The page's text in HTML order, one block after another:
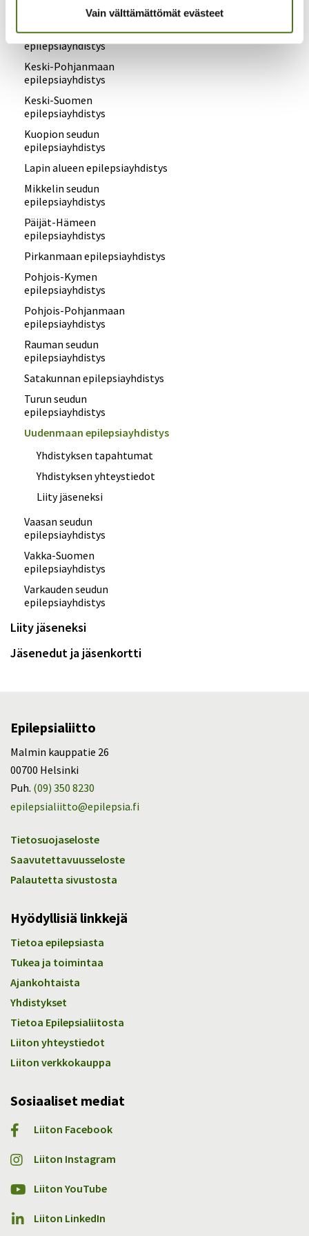
Vain välttämättömät evästeet
epilepsiayhdistys
Kanta-Hämeen
epilepsiayhdistys
Keski-Pohjanmaan
epilepsiayhdistys
Keski-Suomen
epilepsiayhdistys
Kuopion seudun
epilepsiayhdistys
Lapin alueen epilepsiayhdistys
Mikkelin seudun
epilepsiayhdistys
Päijät-Hämeen
epilepsiayhdistys
Pirkanmaan epilepsiayhdistys
Pohjois-Kymen
epilepsiayhdistys
Pohjois-Pohjanmaan
epilepsiayhdistys
Rauman seudun
epilepsiayhdistys
Satakunnan epilepsiayhdistys
Turun seudun
epilepsiayhdistys
Uudenmaan epilepsiayhdistys
Yhdistyksen tapahtumat
Yhdistyksen yhteystiedot
Liity jäseneksi
Vaasan seudun
epilepsiayhdistys
Vakka-Suomen
epilepsiayhdistys
Varkauden seudun
epilepsiayhdistys
Liity jäseneksi
Jäsenedut ja jäsenkortti
Epilepsialiitto
Malmin kauppatie 26
00700 Helsinki
Puh. (09) 350 8230
epilepsialiitto@epilepsia.fi
Tietosuojaseloste
Saavutettavuusseloste
Palautetta sivustosta
Hyödyllisiä linkkejä
Tietoa epilepsiasta
Tukea ja toimintaa
Ajankohtaista
Yhdistykset
Tietoa Epilepsialiitosta
Liiton yhteystiedot
Liiton verkkokauppa
Sosiaaliset mediat
Liiton Facebook
Liiton Instagram
Liiton YouTube
Liiton LinkedIn